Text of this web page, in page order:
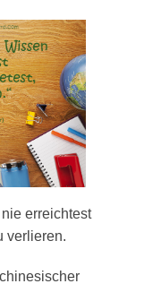
erreichtest
verlieren.